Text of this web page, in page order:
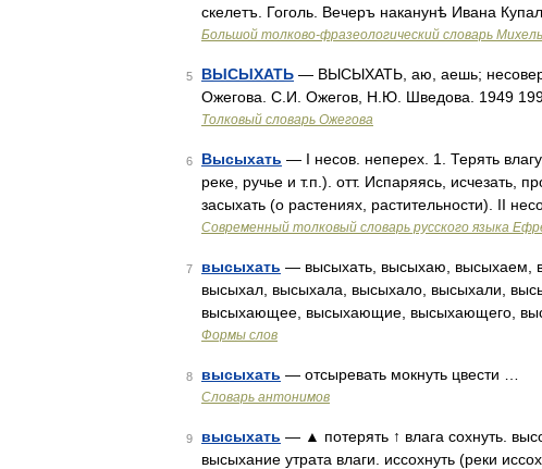
скелетъ. Гоголь. Вечеръ наканунѣ Ивана
Большой толково-фразеологический словарь
5 ВЫСЫХАТЬ — ВЫСЫХАТЬ, аю, аешь; несовер.
Ожегова. С.И. Ожегов, Н.Ю. Шведова. 1949
Толковый словарь Ожегова
6 Высыхать — I несов. неперех. 1. Терять
реке, ручье и т.п.). отт. Испаряясь, исчезать,
засыхать (о растениях, растительности). II
Современный толковый словарь русского языка
7 высыхать — высыхать, высыхаю, высыхаем,
высыхал, высыхала, высыхало, высыхали,
высыхающее, высыхающие, высыхающего,
Формы слов
8 высыхать — отсыревать мокнуть цвести …
Словарь антонимов
9 высыхать — ▲ потерять ↑ влага сохнуть.
высыхание утрата влаги. иссохнуть (реки